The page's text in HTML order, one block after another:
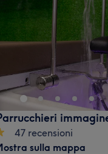
si trova in Via
di Bergamo.
nell'accademia di
e competente sono
con cortesia e
47 recensioni
sulla mappa